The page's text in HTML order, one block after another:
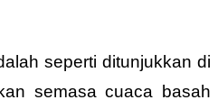
seperti ditunjukkan di
semasa cuaca basah